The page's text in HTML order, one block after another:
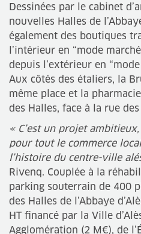
Dessinées par le cabinet
nouvelles Halles de
également des boutiques
l’intérieur en “mode
depuis l’extérieur en
Aux côtés des étaliers, la
même place et la
des Halles, face à la rue
« C’est un projet
pour tout le commerce
l’histoire du centre-ville
Rivenq. Couplée à la
parking souterrain de 400
des Halles de l’Abbaye
HT financé par la Ville
Agglomération (2 M€), de